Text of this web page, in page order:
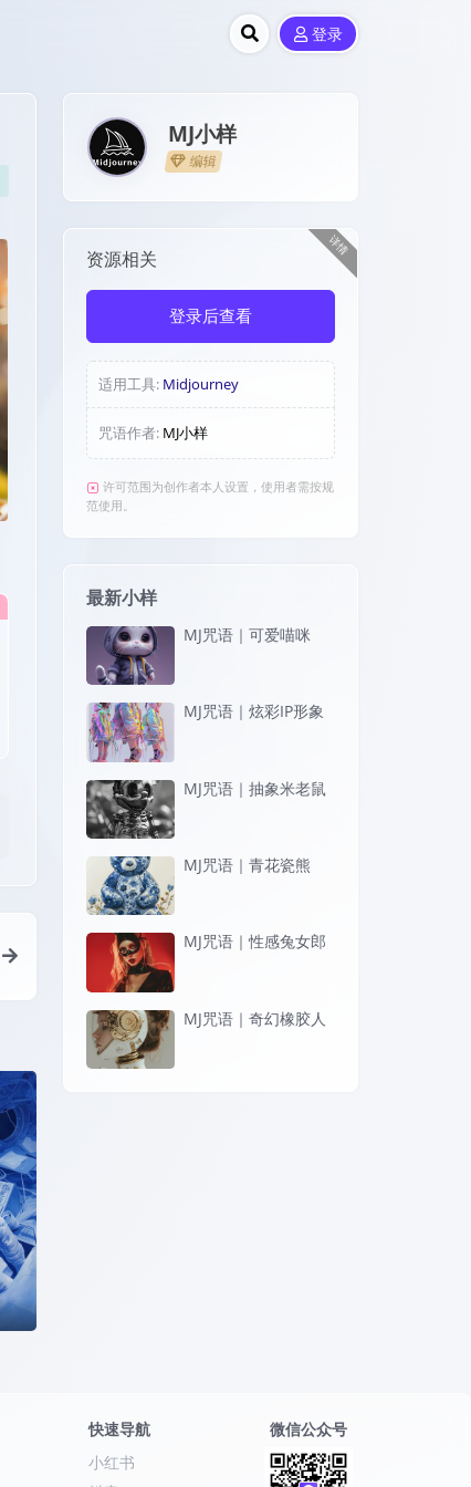
登录
MJ小样
编辑
详情
资源相关
登录后查看
适用工具: Midjourney
咒语作者: MJ小样
许可范围为创作者本人设置，使用者需按规
范使用。
最新小样
MJ咒语｜可爱喵咪
MJ咒语｜炫彩IP形象
MJ咒语｜抽象米老鼠
MJ咒语｜青花瓷熊
MJ咒语｜性感兔女郎
MJ咒语｜奇幻橡胶人
快速导航
小红书
微信公众号